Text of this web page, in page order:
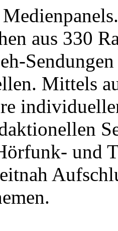
aus 330
Mittels
und